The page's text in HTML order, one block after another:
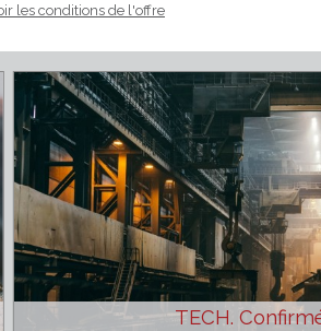
de tous les stages
Voir les conditions de l'offre